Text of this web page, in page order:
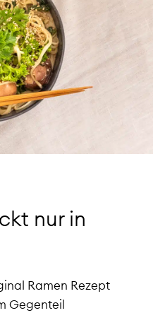
nur in
Ramen Rezept
Gegenteil